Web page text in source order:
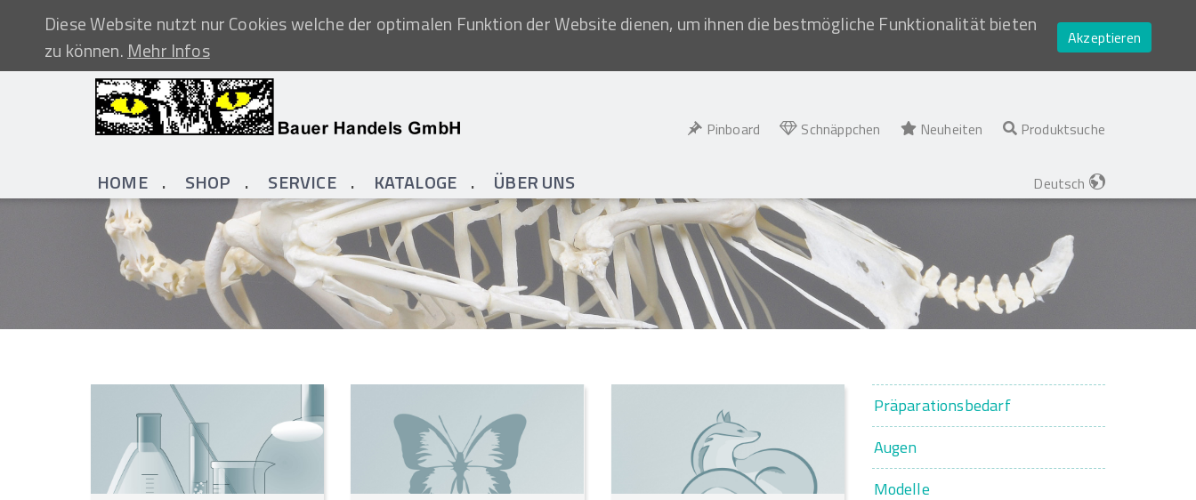
Diese Website nutzt nur Cookies welche der optimalen Funktion der Website dienen, um ihnen die bestmögliche Funktionalität bieten
zu können.Mehr Infos
Akzeptieren
Pinboard Schnäppchen Neuheiten Produktsuche
HOME SHOP SERVICE KATALOGE ÜBER UNS Deutsch
Präparationsbedarf
Augen
Modelle